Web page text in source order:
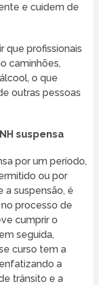
e cuidem de
que profissionais
caminhões,
o que
outras pessoas
suspensa
por um período,
ou por
a suspensão, é
processo de
cumprir o
seguida,
curso tem a
a
trânsito e a